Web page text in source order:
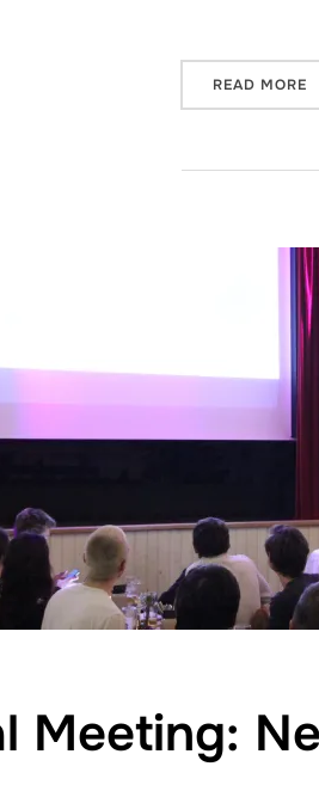
READ MORE
Meeting: